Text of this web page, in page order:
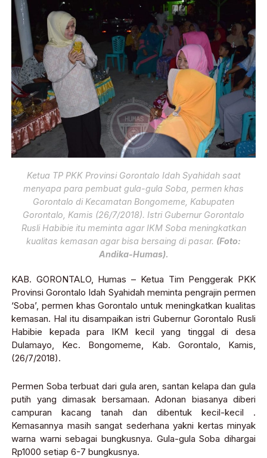
Ketua TP PKK Provinsi Gorontalo Idah Syahidah saat
menyapa para pembuat gula-gula Soba, permen khas
Gorontalo di Kecamatan Bongomeme, Kabupaten
Gorontalo, Kamis (26/7/2018). Istri Gubernur Gorontalo
Rusli Habibie itu meminta agar IKM Soba meningkatkan
kualitas kemasan agar bisa bersaing di pasar. (Foto:
Andika-Humas).
KAB. GORONTALO, Humas – Ketua Tim Penggerak PKK
Provinsi Gorontalo Idah Syahidah meminta pengrajin permen
‘Soba’, permen khas Gorontalo untuk meningkatkan kualitas
kemasan. Hal itu disampaikan istri Gubernur Gorontalo Rusli
Habibie kepada para IKM kecil yang tinggal di desa
Dulamayo, Kec. Bongomeme, Kab. Gorontalo, Kamis,
(26/7/2018).
Permen Soba terbuat dari gula aren, santan kelapa dan gula
putih yang dimasak bersamaan. Adonan biasanya diberi
campuran kacang tanah dan dibentuk kecil-kecil .
Kemasannya masih sangat sederhana yakni kertas minyak
warna warni sebagai bungkusnya. Gula-gula Soba dihargai
Rp1000 setiap 6-7 bungkusnya.